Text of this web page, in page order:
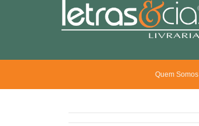
Quem Somos